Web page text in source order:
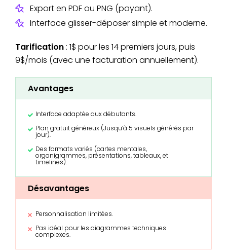
Export en PDF ou PNG (payant).
Interface glisser-déposer simple et moderne.
Tarification : 1$ pour les 14 premiers jours, puis
9$/mois (avec une facturation annuellement).
Avantages
Interface adaptée aux débutants.
Plan gratuit généreux (Jusqu’à 5 visuels générés par
jour).
Des formats variés (cartes mentales,
organigrammes, présentations, tableaux, et
timelines).
Désavantages
Personnalisation limitées.
Pas idéal pour les diagrammes techniques
complexes.